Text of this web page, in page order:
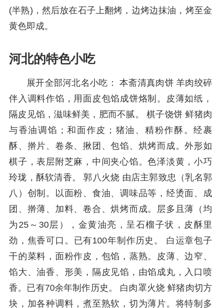
(半熟)，然后放在石子上翻烤，边烤边抹油，烤至金
黄色即成。
河北的特色小吃
展开全部河北名小吃： 本斋清真肉饼 羊肉绞碎
伴入调料作馅，用面皮包馅成饼烙制。皮薄如纸，
隔皮见馅，滋味鲜美，肥而不腻。 棋子饶饼 鲜猪肉
与香油调馅；和面作皮；猪油、精粉作酥。经裹
酥、擀片、卷条、揪团、包馅、烘烤而成。外形如
棋子，表层附芝麻，中间夹心馅。色泽淡黄，小巧
玲珑，酥软清香。 郭八火烧 由店主郭致忠（乳名郭
八）创制。以面粉、食油、调味品等，经烫面、成
团、擀薄、加料、卷合、烘烤而成。层多且薄（均
为25～30层），金黄油亮，呈石榴子状，皮酥里
劲，焦香可口。已有100年制作历史。 白运章包子
干的菜料，面粉作皮，包馅，蒸熟。皮薄、边窄、
馅大、油香、形美，隔皮见馅，由馅成丸，入口喷
香。已有70余年制作历史。 白肉罩火烧 鲜猪肉切方
块，加各种调料，煮至熟软，切为薄片。将特制多